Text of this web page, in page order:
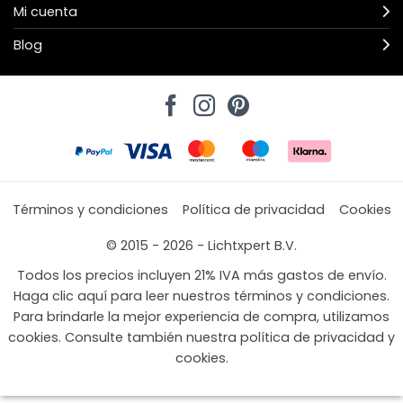
Mi cuenta
Blog
Términos y condiciones Política de privacidad
Cookies
© 2015 - 2026 - Lichtxpert B.V.
Todos los precios incluyen 21% IVA más gastos de envío.
Haga clic aquí para leer nuestros términos y condiciones.
Para brindarle la mejor experiencia de compra, utilizamos
cookies. Consulte también nuestra política de privacidad y
cookies.